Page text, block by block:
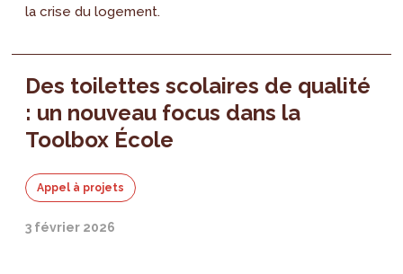
la crise du logement.
Des toilettes scolaires de qualité
: un nouveau focus dans la
Toolbox École
Appel à projets
3 février 2026